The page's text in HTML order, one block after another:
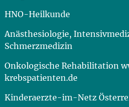
HNO-Heilkunde
Anästhesiologie,
Schmerzmedizin
Onkologische Rehabilitation
krebspatienten.de
Kinderaerzte-im-Netz